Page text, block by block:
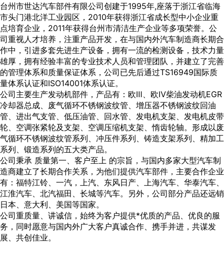
台州市世达汽车部件有限公司创建于1995年,座落于浙江省临海
市头门港北洋工业园区，2010年获得浙江省成长型中小企业重
点培育企业，2011年获得台州市清洁生产企业等多项荣誉。公
司重视人才培养，注重产品开发，在与国内外汽车制造商长期合
作中，引进多套先进生产设备，拥有一流的检测设备，技术力量
雄厚，拥有经验丰富的专业技术人员和管理团队，并建立了完善
的管理体系和质量保证体系，公司已先后通过TS16949国际质
量体系认证和ISO14001体系认证。
公司主要生产发动机部件，产品有：欧Ⅲ、欧Ⅳ柴油发动机EGR
冷却器总成、废气循环不锈钢波纹管、增压器不锈钢波纹回油
管、进出气支管、低压油管、回水管、发电机支架、发电机皮带
轮、空调张紧轮及支架、空调压缩机支架、惰齿轮轴。形成以废
气循环不锈钢波纹管系列、冲压件系列、铸造支架系列、精加工
系列、锻造系列的五大类产品。
公司秉承 质量第一、客户至上 的宗旨，与国内多家大型汽车制
造商建立了长期合作关系，为他们提供汽车部件，主要合作企业
有：福特江铃、一汽，上汽、东风日产、上海汽车、华泰汽车、
江淮汽车、北汽福田、长城等汽车。另外，公司部分产品还远销
日本、意大利、美国等国家。
公司重质量、讲诚信，始终为客户提供*优质的产品、优良的服
务，同时愿意与国内外广大客户真诚合作、携手并进，共谋发
展、共创佳业。